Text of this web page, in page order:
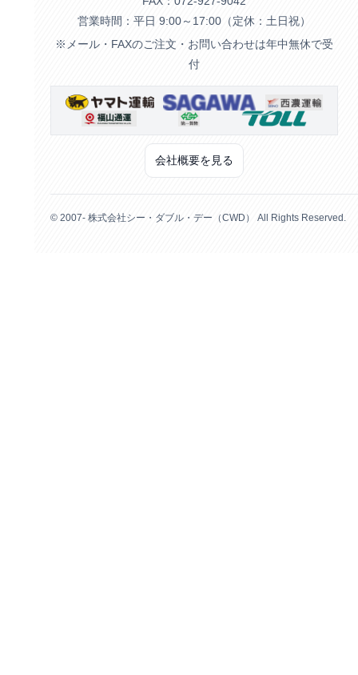
営業時間：平日 9:00～17:00（定休：土日祝）
※メール・FAXのご注文・お問い合わせは年中無休で受
付
会社概要を見る
© 2007- 株式会社シー・ダブル・デー（CWD） All Rights Reserved.